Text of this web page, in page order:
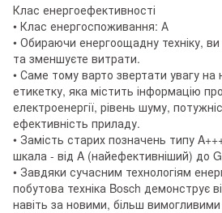
Клас енергоефективності
• Клас енергоспоживання: А
• Обираючи енергоощадну техніку,
та зменшуєте витрати.
• Саме тому варто звертати увагу на
етикетку, яка містить інформацію
електроенергії, рівень шуму,
ефективність приладу.
• Замість старих позначень типу
шкала - від A (найефективніший) до
• Завдяки сучасним технологіям
побутова техніка Bosch демонструє
навіть за новими, більш